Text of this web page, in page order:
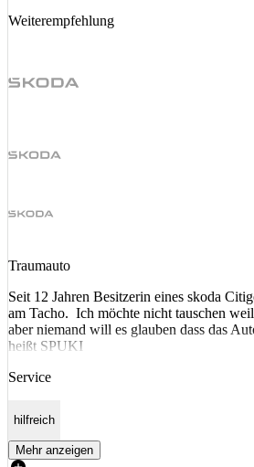
Weiterempfehlung
Traumauto
Seit 12 Jahren Besitzerin eines skoda
am Tacho. Ich möchte nicht tauschen
aber niemand will es glauben dass das
heißt SPUKI
Service
hilfreich
Mehr anzeigen